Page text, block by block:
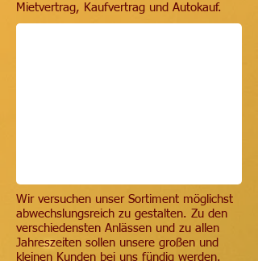
Mietvertrag, Kaufvertrag und Autokauf.
Wir versuchen unser Sortiment möglichst
abwechslungsreich zu gestalten. Zu den
verschiedensten Anlässen und zu allen
Jahreszeiten sollen unsere großen und
kleinen Kunden bei uns fündig werden.